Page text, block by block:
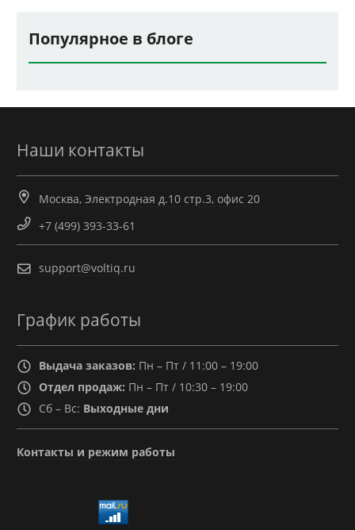
Популярное в блоге
Наши контакты
Москва, Электродная д.10 стр.3, офис 20
+7 (499) 393-33-61
support@voltiq.ru
График работы
Выдача заказов: Пн – Пт / 11:00 – 19:00
Отдел продаж: Пн – Пт / 10:30 – 19:00
Сб – Вс: Выходные дни
Контакты и режим работы